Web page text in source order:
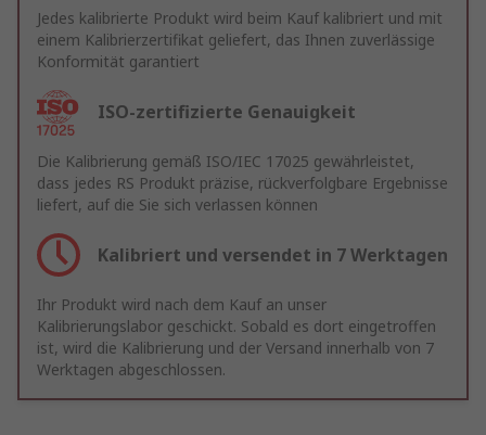
Jedes kalibrierte Produkt wird beim Kauf kalibriert und mit
einem Kalibrierzertifikat geliefert, das Ihnen zuverlässige
Konformität garantiert
ISO-zertifizierte Genauigkeit
Die Kalibrierung gemäß ISO/IEC 17025 gewährleistet,
dass jedes RS Produkt präzise, rückverfolgbare Ergebnisse
liefert, auf die Sie sich verlassen können
Kalibriert und versendet in 7 Werktagen
Ihr Produkt wird nach dem Kauf an unser
Kalibrierungslabor geschickt. Sobald es dort eingetroffen
ist, wird die Kalibrierung und der Versand innerhalb von 7
Werktagen abgeschlossen.